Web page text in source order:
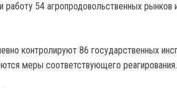
работу 54 агропродовольственных
контролируют 86 государственных
меры соответствующего реагирования.